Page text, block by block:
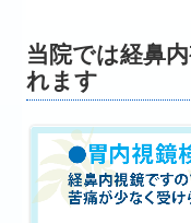
当院では経鼻
れます